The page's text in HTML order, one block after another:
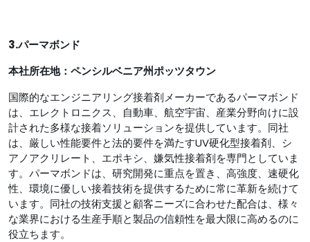
3.パーマボンド
本社所在地：ペンシルベニア州ポッツタウン
国際的なエンジニアリング接着剤メーカーであるパー​​マボンド
は、エレクトロニクス、自動車、航空宇宙、産業分野向けに設
計された多様な接着ソリューションを提供しています。同社
は、厳しい性能要件と法的要件を満たすUV硬化型接着剤、シ
アノアクリレート、エポキシ、嫌気性接着剤を専門としていま
す。パーマボンドは、研究開発に重点を置き、高強度、速硬化
性、環境に優しい接着技術を提供するために常に革新を続けて
います。同社の技術支援と顧客ニーズに合わせた配合は、様々
な業界における生産手順と製品の信頼性を最大限に高めるのに
役立ちます。